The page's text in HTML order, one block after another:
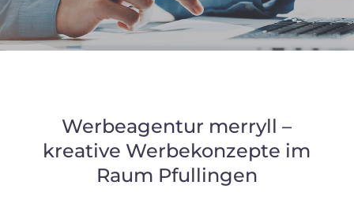
Werbeagentur merryll –
kreative Werbekonzepte im
Raum Pfullingen